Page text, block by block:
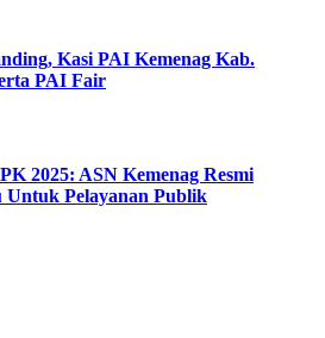
Kasi PAI Kemenag Kab.
PAI Fair
2025: ASN Kemenag Resmi
Untuk Pelayanan Publik